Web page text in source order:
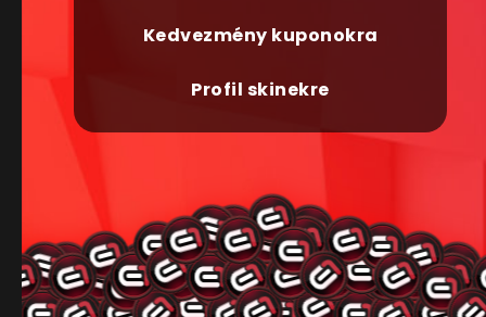
Kedvezmény kuponokra
Profil skinekre